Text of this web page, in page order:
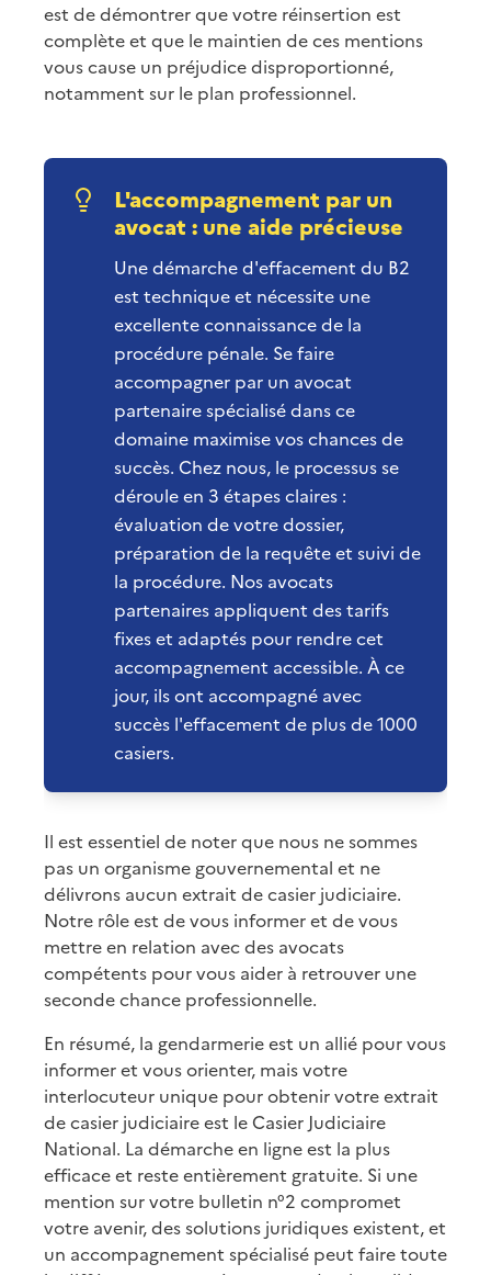
est de démontrer que votre réinsertion est
complète et que le maintien de ces mentions
vous cause un préjudice disproportionné,
notamment sur le plan professionnel.
L'accompagnement par un
avocat : une aide précieuse
Une démarche d'effacement du B2
est technique et nécessite une
excellente connaissance de la
procédure pénale. Se faire
accompagner par un avocat
partenaire spécialisé dans ce
domaine maximise vos chances de
succès. Chez nous, le processus se
déroule en 3 étapes claires :
évaluation de votre dossier,
préparation de la requête et suivi de
la procédure. Nos avocats
partenaires appliquent des tarifs
fixes et adaptés pour rendre cet
accompagnement accessible. À ce
jour, ils ont accompagné avec
succès l'effacement de plus de 1000
casiers.
Il est essentiel de noter que nous ne sommes
pas un organisme gouvernemental et ne
délivrons aucun extrait de casier judiciaire.
Notre rôle est de vous informer et de vous
mettre en relation avec des avocats
compétents pour vous aider à retrouver une
seconde chance professionnelle.
En résumé, la gendarmerie est un allié pour vous
informer et vous orienter, mais votre
interlocuteur unique pour obtenir votre extrait
de casier judiciaire est le Casier Judiciaire
National. La démarche en ligne est la plus
efficace et reste entièrement gratuite. Si une
mention sur votre bulletin n°2 compromet
votre avenir, des solutions juridiques existent, et
un accompagnement spécialisé peut faire toute